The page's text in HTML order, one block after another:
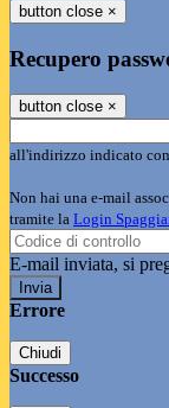
button close ×
Recupero
button close ×
all'indirizzo indicato
Non hai una e-mail
tramite la Login
E-mail inviata, si
Errore
Chiudi
Successo